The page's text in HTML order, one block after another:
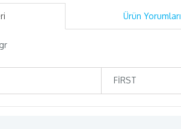
Ürün Yorumları
FİRST